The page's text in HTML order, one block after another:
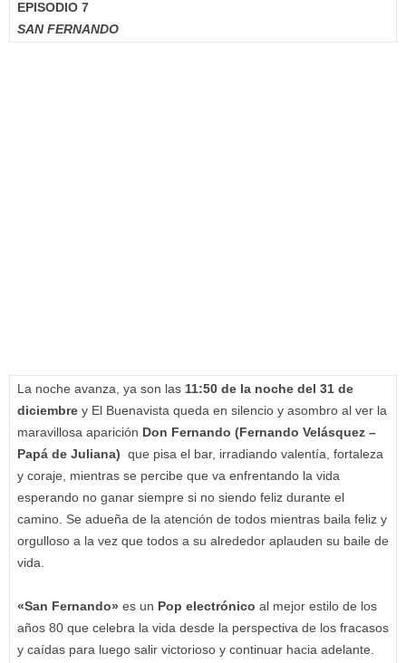
EPISODIO 7
SAN FERNANDO
La noche avanza, ya son las 11:50 de la noche del 31 de
diciembre y El Buenavista queda en silencio y asombro al ver la
maravillosa aparición Don Fernando (Fernando Velásquez –
Papá de Juliana) que pisa el bar, irradiando valentía, fortaleza
y coraje, mientras se percibe que va enfrentando la vida
esperando no ganar siempre si no siendo feliz durante el
camino. Se adueña de la atención de todos mientras baila feliz y
orgulloso a la vez que todos a su alrededor aplauden su baile de
vida.
«San Fernando» es un Pop electrónico al mejor estilo de los
años 80 que celebra la vida desde la perspectiva de los fracasos
y caídas para luego salir victorioso y continuar hacia adelante.